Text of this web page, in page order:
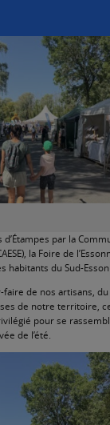
d’Étampes par la
la Foire de
habitants du Sud-
de nos artisans,
de notre territoire,
pour se
de l’été.